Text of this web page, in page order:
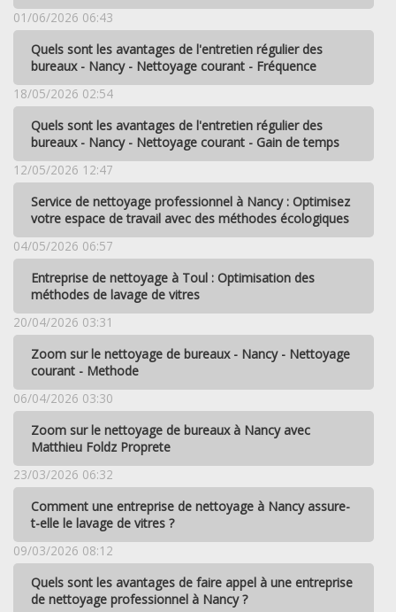
01/06/2026 06:43
Quels sont les avantages de l'entretien régulier des
bureaux - Nancy - Nettoyage courant - Fréquence
18/05/2026 02:54
Quels sont les avantages de l'entretien régulier des
bureaux - Nancy - Nettoyage courant - Gain de temps
12/05/2026 12:47
Service de nettoyage professionnel à Nancy : Optimisez
votre espace de travail avec des méthodes écologiques
04/05/2026 06:57
Entreprise de nettoyage à Toul : Optimisation des
méthodes de lavage de vitres
20/04/2026 03:31
Zoom sur le nettoyage de bureaux - Nancy - Nettoyage
courant - Methode
06/04/2026 03:30
Zoom sur le nettoyage de bureaux à Nancy avec
Matthieu Foldz Proprete
23/03/2026 06:32
Comment une entreprise de nettoyage à Nancy assure-
t-elle le lavage de vitres ?
09/03/2026 08:12
Quels sont les avantages de faire appel à une entreprise
de nettoyage professionnel à Nancy ?